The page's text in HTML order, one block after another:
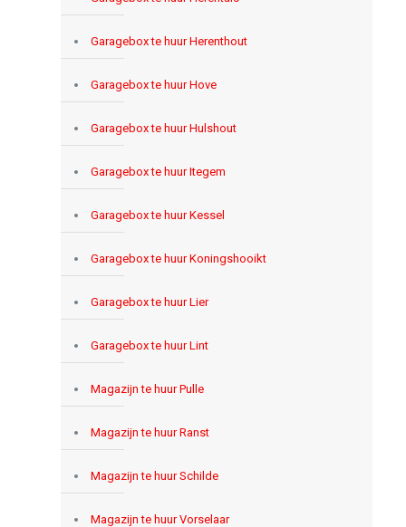
Garagebox te huur Herenthout
Garagebox te huur Hove
Garagebox te huur Hulshout
Garagebox te huur Itegem
Garagebox te huur Kessel
Garagebox te huur Koningshooikt
Garagebox te huur Lier
Garagebox te huur Lint
Magazijn te huur Pulle
Magazijn te huur Ranst
Magazijn te huur Schilde
Magazijn te huur Vorselaar